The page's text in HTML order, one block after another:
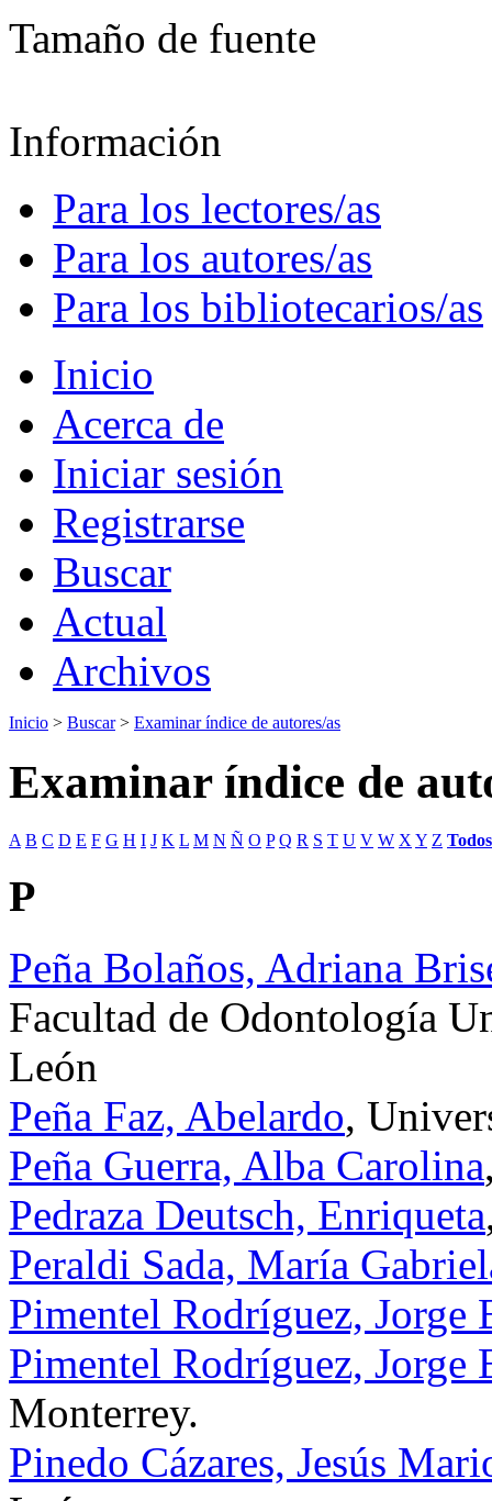
Tamaño de fuente
Información
Para los lectores/as
Para los autores/as
Para los bibliotecarios/as
Inicio
Acerca de
Iniciar sesión
Registrarse
Buscar
Actual
Archivos
Inicio > Buscar> Examinar índice de autores/as
Examinar índice de
A B C D E F G H I J K L M N Ñ O P Q R S T U V W X Y Z Todos
P
Peña Bolaños, Adriana
Facultad de Odontología
León
Peña Faz, Abelardo,
Peña Guerra, Alba Carolina
Pedraza Deutsch, Enriqueta
Peraldi Sada, María
Pimentel Rodríguez, Jorge
Pimentel Rodríguez, Jorge
Monterrey.
Pinedo Cázares, Jesús